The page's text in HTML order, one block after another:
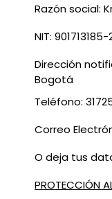
Razón social:
NIT: 901713185-
Dirección
Bogotá
Teléfono:
Correo
O deja tus
PROTECCIÓN